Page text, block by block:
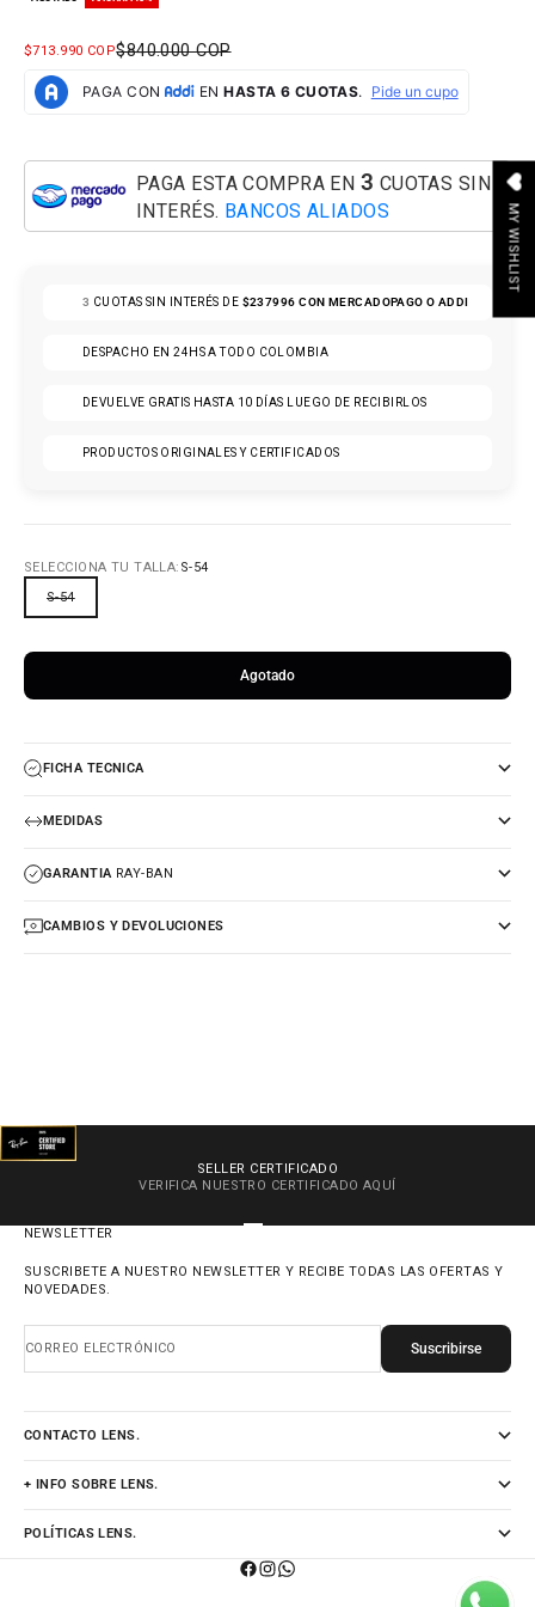
PRECIO DE OFERTA
$713.990 COPPRECIO NORMAL
$840.000 COP
PAGA ESTA COMPRA EN 3 CUOTAS SIN
INTERÉS. BANCOS ALIADOS
3 CUOTAS SIN INTERÉS DE $237996CON MERCADOPAGO O ADDI
DESPACHO EN 24HS A TODO COLOMBIA
DEVUELVE GRATIS HASTA 10 DÍAS LUEGO DE RECIBIRLOS
PRODUCTOS ORIGINALES Y CERTIFICADOS
SELECCIONA TU TALLA: S-54
S-54
Agotado
FICHA TECNICA
MEDIDAS
GARANTIARAY-BAN
CAMBIOS Y DEVOLUCIONES
SELLER CERTIFICADO
VERIFICA NUESTRO CERTIFICADO AQUÍ
NEWSLETTER
SUSCRIBETE A NUESTRO NEWSLETTER Y RECIBE TODAS LAS OFERTAS Y
NOVEDADES.
CORREO ELECTRÓNICO Suscribirse
CONTACTO LENS.
+ INFO SOBRE LENS.
POLÍTICAS LENS.
MY WISHLIST